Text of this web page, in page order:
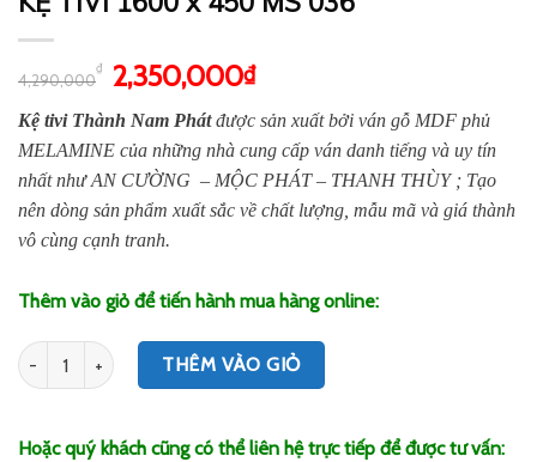
4,290,000
₫ 2,350,000₫
Kệ tivi Thành Nam Phátđược sản xuất bởi ván gỗ MDF phủ
MELAMINE của những nhà cung cấp ván danh tiếng và uy tín
nhất như AN CƯỜNG – MỘC PHÁT – THANH THÙY ; Tạo
nên dòng sản phẩm xuất sắc về chất lượng, mẫu mã và giá thành
vô cùng cạnh tranh.
Thêm vào giỏ để tiến hành mua hàng online:
Số lượng THÊM VÀO GIỎ
Hoặc quý khách cũng có thể liên hệ trực tiếp để được tư vấn: